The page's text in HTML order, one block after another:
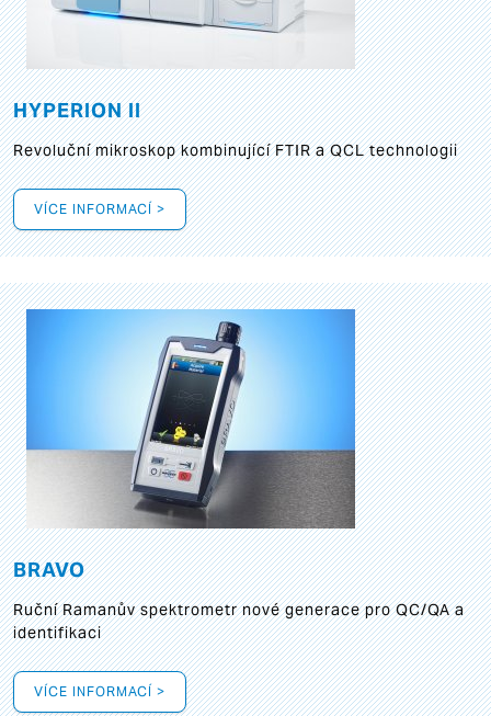
HYPERION II
Revoluční mikroskop kombinující FTIR a QCL technologii
VÍCE INFORMACÍ >
BRAVO
Ruční Ramanův spektrometr nové generace pro QC/QA a
identifikaci
VÍCE INFORMACÍ >